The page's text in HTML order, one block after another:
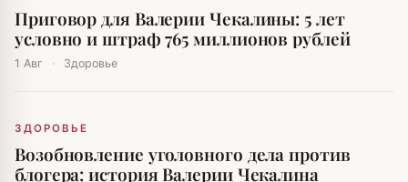
Приговор для Валерии Чекалины: 5 лет
условно и штраф 765 миллионов рублей
1 Авг · Здоровье
ЗДОРОВЬЕ
Возобновление уголовного дела против
блогера: история Валерии Чекалина